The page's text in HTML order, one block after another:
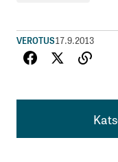
VEROTUS17.9.2013